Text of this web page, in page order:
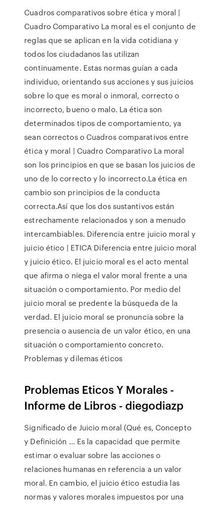
Cuadros comparativos sobre ética y moral |
Cuadro Comparativo La moral es el conjunto de
reglas que se aplican en la vida cotidiana y
todos los ciudadanos las utilizan
continuamente. Estas normas guían a cada
individuo, orientando sus acciones y sus juicios
sobre lo que es moral o inmoral, correcto o
incorrecto, bueno o malo. La ética son
determinados tipos de comportamiento, ya
sean correctos o Cuadros comparativos entre
ética y moral | Cuadro Comparativo La moral
son los principios en que se basan los juicios de
uno de lo correcto y lo incorrecto.La ética en
cambio son principios de la conducta
correcta.Así que los dos sustantivos están
estrechamente relacionados y son a menudo
intercambiables. Diferencia entre juicio moral y
juicio ético | ETICA Diferencia entre juicio moral
y juicio ético. El juicio moral es el acto mental
que afirma o niega el valor moral frente a una
situación o comportamiento. Por medio del
juicio moral se predente la búsqueda de la
verdad. El juicio moral se pronuncia sobre la
presencia o ausencia de un valor ético, en una
situación o comportamiento concreto.
Problemas y dilemas éticos
Problemas Eticos Y Morales -
Informe de Libros - diegodiazp
Significado de Juicio moral (Qué es, Concepto
y Definición ... Es la capacidad que permite
estimar o evaluar sobre las acciones o
relaciones humanas en referencia a un valor
moral. En cambio, el juicio ético estudia las
normas y valores morales impuestos por una